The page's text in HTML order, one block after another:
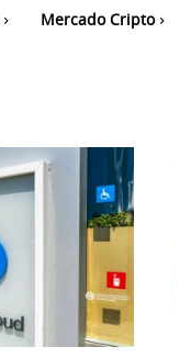
Mercado Cripto